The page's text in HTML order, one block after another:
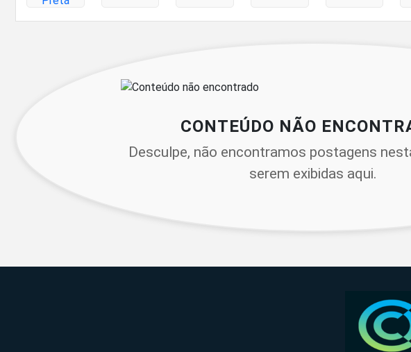
CONTEÚDO NÃO
Desculpe, não encontramos postagens
serem exibidas aqui.